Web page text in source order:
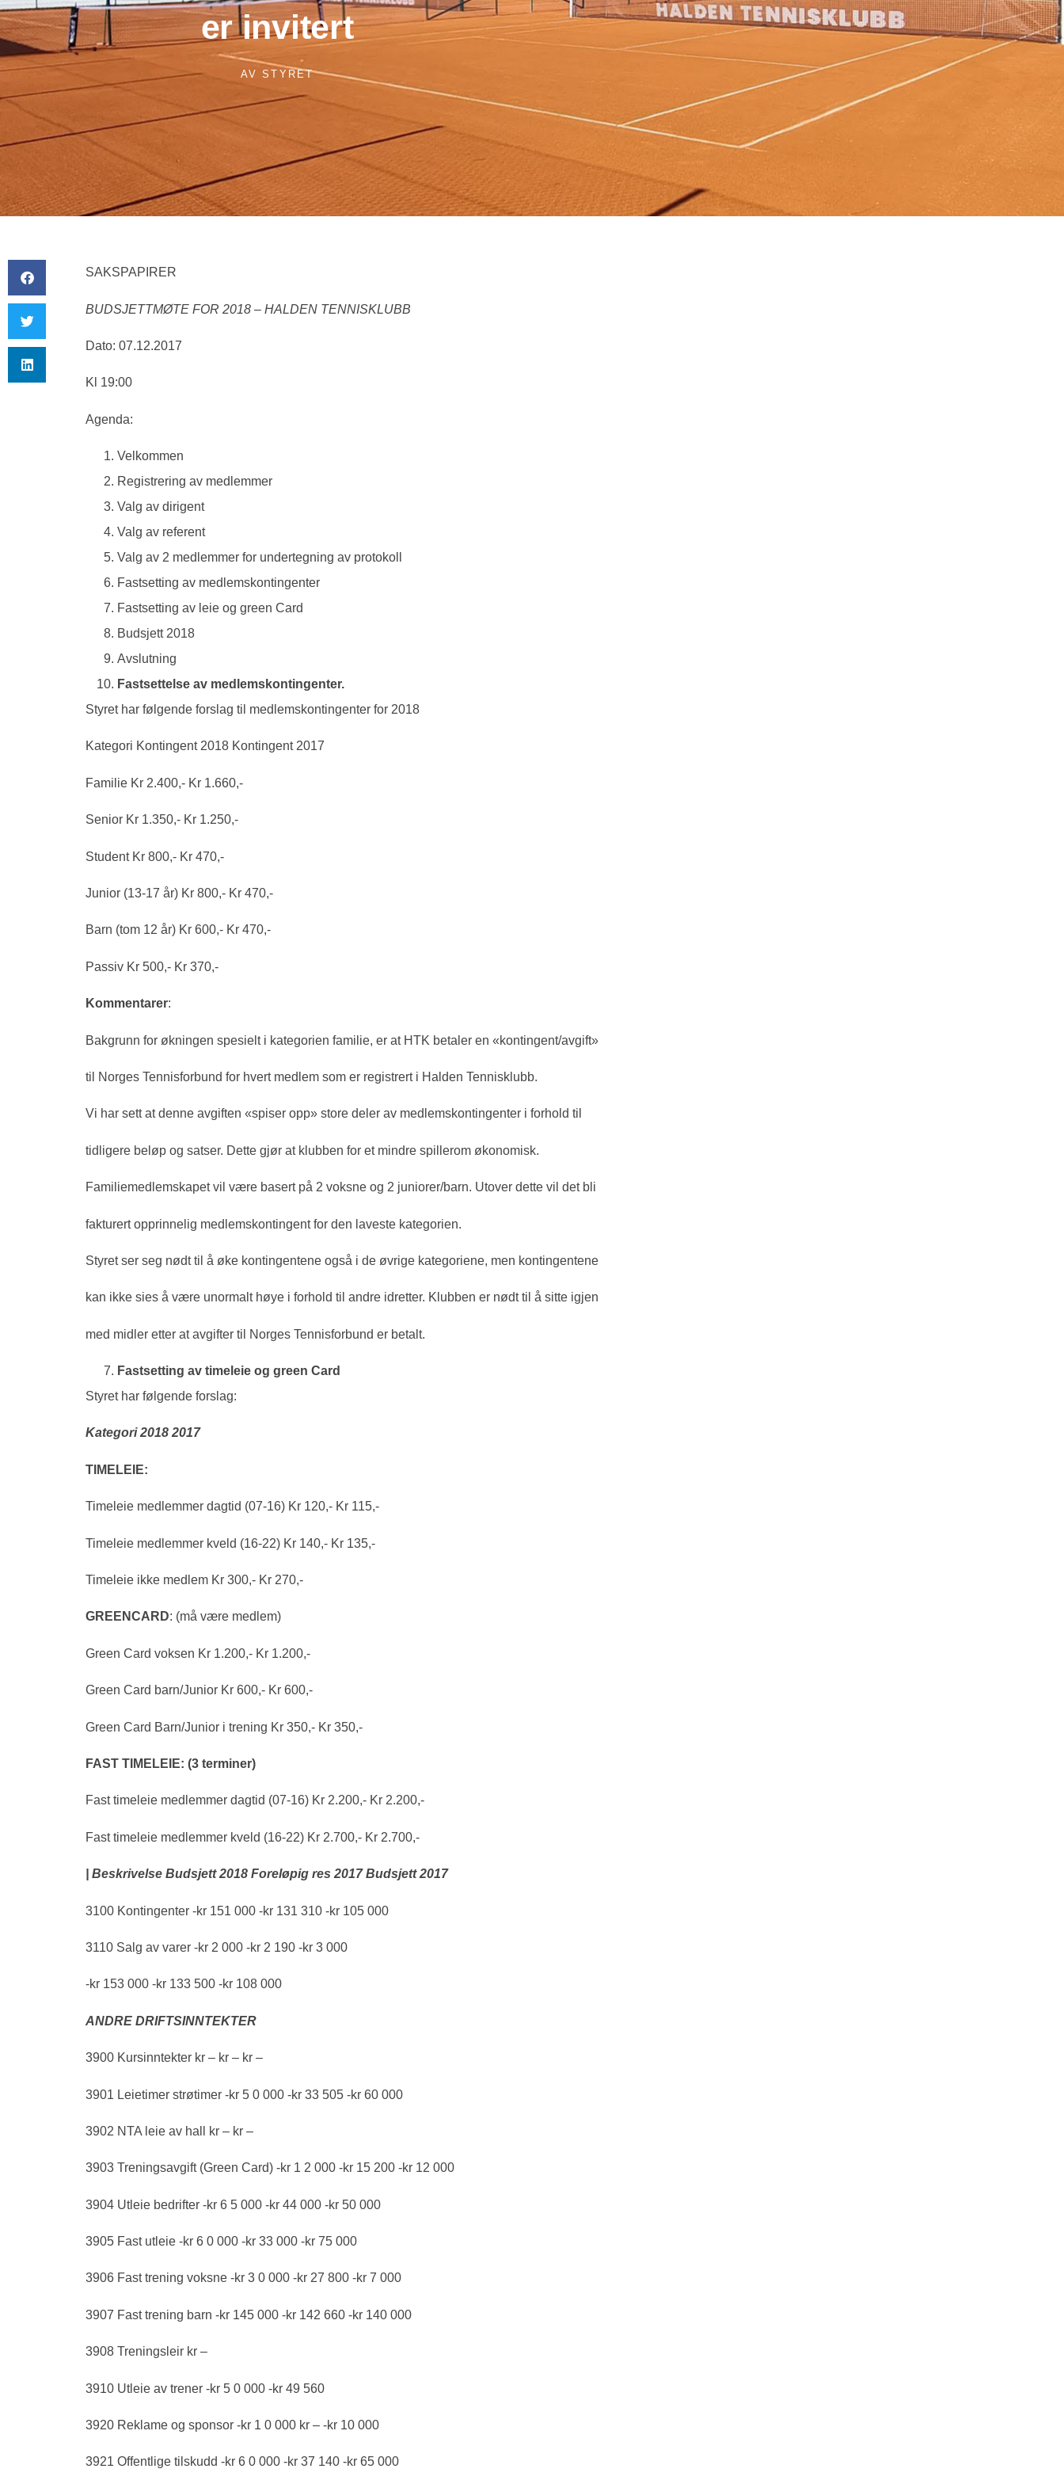
er invitert
AV STYRET
SAKSPAPIRER
BUDSJETTMØTE FOR 2018 – HALDEN TENNISKLUBB
Dato: 07.12.2017
Kl 19:00
Agenda:
Velkommen
Registrering av medlemmer
Valg av dirigent
Valg av referent
Valg av 2 medlemmer for undertegning av protokoll
Fastsetting av medlemskontingenter
Fastsetting av leie og green Card
Budsjett 2018
Avslutning
Fastsettelse av medlemskontingenter.
Styret har følgende forslag til medlemskontingenter for 2018
Kategori Kontingent 2018 Kontingent 2017
Familie Kr 2.400,‐ Kr 1.660,‐
Senior Kr 1.350,‐ Kr 1.250,‐
Student Kr 800,‐ Kr 470,‐
Junior (13‐17 år) Kr 800,‐ Kr 470,‐
Barn (tom 12 år) Kr 600,‐ Kr 470,‐
Passiv Kr 500,‐ Kr 370,‐
Kommentarer:
Bakgrunn for økningen spesielt i kategorien familie, er at HTK betaler en «kontingent/avgift»
til Norges Tennisforbund for hvert medlem som er registrert i Halden Tennisklubb.
Vi har sett at denne avgiften «spiser opp» store deler av medlemskontingenter i forhold til
tidligere beløp og satser. Dette gjør at klubben for et mindre spillerom økonomisk.
Familiemedlemskapet vil være basert på 2 voksne og 2 juniorer/barn. Utover dette vil det bli
fakturert opprinnelig medlemskontingent for den laveste kategorien.
Styret ser seg nødt til å øke kontingentene også i de øvrige kategoriene, men kontingentene
kan ikke sies å være unormalt høye i forhold til andre idretter. Klubben er nødt til å sitte igjen
med midler etter at avgifter til Norges Tennisforbund er betalt.
Fastsetting av timeleie og green Card
Styret har følgende forslag:
Kategori 2018 2017
TIMELEIE:
Timeleie medlemmer dagtid (07‐16) Kr 120,‐ Kr 115,‐
Timeleie medlemmer kveld (16‐22) Kr 140,‐ Kr 135,‐
Timeleie ikke medlem Kr 300,‐ Kr 270,‐
GREENCARD: (må være medlem)
Green Card voksen Kr 1.200,‐ Kr 1.200,‐
Green Card barn/Junior Kr 600,‐ Kr 600,‐
Green Card Barn/Junior i trening Kr 350,‐ Kr 350,‐
FAST TIMELEIE: (3 terminer)
Fast timeleie medlemmer dagtid (07‐16) Kr 2.200,‐ Kr 2.200,‐
Fast timeleie medlemmer kveld (16‐22) Kr 2.700,‐ Kr 2.700,‐
| Beskrivelse Budsjett 2018 Foreløpig res 2017 Budsjett 2017
3100 Kontingenter -kr 151 000 -kr 131 310 -kr 105 000
3110 Salg av varer -kr 2 000 -kr 2 190 -kr 3 000
-kr 153 000 -kr 133 500 -kr 108 000
ANDRE DRIFTSINNTEKTER
3900 Kursinntekter kr – kr – kr –
3901 Leietimer strøtimer -kr 5 0 000 -kr 33 505 -kr 60 000
3902 NTA leie av hall kr – kr –
3903 Treningsavgift (Green Card) -kr 1 2 000 -kr 15 200 -kr 12 000
3904 Utleie bedrifter -kr 6 5 000 -kr 44 000 -kr 50 000
3905 Fast utleie -kr 6 0 000 -kr 33 000 -kr 75 000
3906 Fast trening voksne -kr 3 0 000 -kr 27 800 -kr 7 000
3907 Fast trening barn -kr 145 000 -kr 142 660 -kr 140 000
3908 Treningsleir kr –
3910 Utleie av trener -kr 5 0 000 -kr 49 560
3920 Reklame og sponsor -kr 1 0 000 kr – -kr 10 000
3921 Offentlige tilskudd -kr 6 0 000 -kr 37 140 -kr 65 000